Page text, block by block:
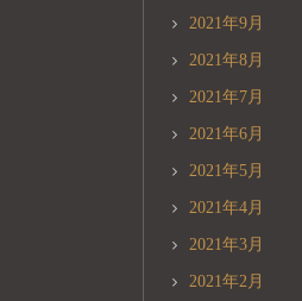
2021年9月
2021年8月
2021年7月
2021年6月
2021年5月
2021年4月
2021年3月
2021年2月